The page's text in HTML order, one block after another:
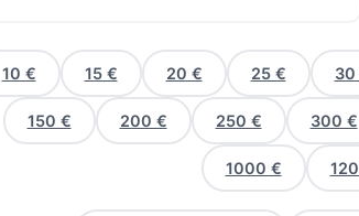
10 € 15 € 20 € 25 € 30
150 € 200 € 250 € 300 €
1000 €